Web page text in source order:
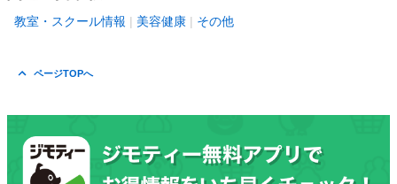
教室・スクール情報 美容健康 その他
ページTOPへ